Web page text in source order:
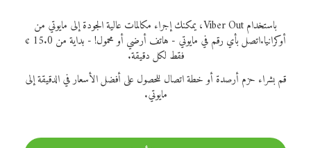
باستخدام Viber Out، يمكنك إجراء مكالمات عالية الجودة إلى مايوتي من
أوكرانيا.
اتصل بأي رقم في مايوتي - هاتف أرضي أو محمول! - بداية من 15.0 ¢
فقط لكل دقيقة.
قم بشراء حزم أرصدة أو خطة اتصال للحصول على أفضل الأسعار في الدقيقة إلى
مايوتي.